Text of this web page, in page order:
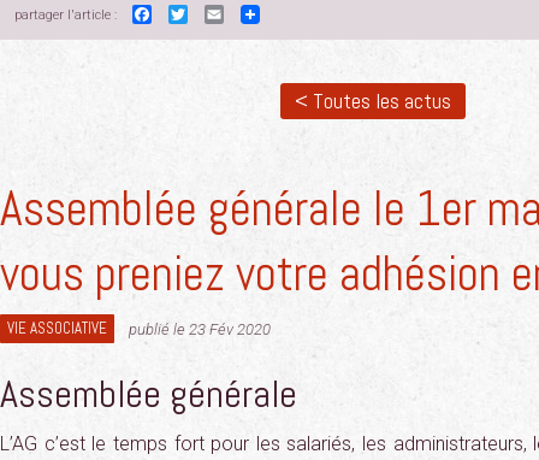
partager l'article : Facebook
TwitterEmail
< Toutes les actus
Assemblée générale le 1er
vous preniez votre adhésion
VIE ASSOCIATIVE publié le 23 Fév 2020
Assemblée générale
L’AG c’est le temps fort pour les salariés, les